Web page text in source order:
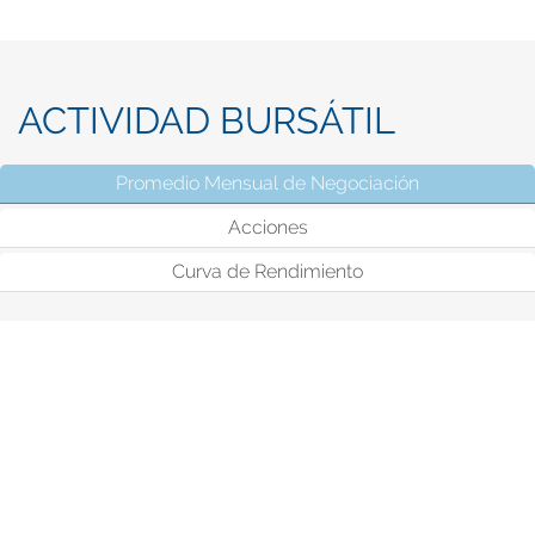
ACTIVIDAD BURSÁTIL
Promedio Mensual de Negociación
Acciones
Curva de Rendimiento